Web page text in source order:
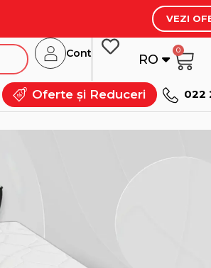
VEZI
Cont RO
RU
0
Oferte și Reduceri 022